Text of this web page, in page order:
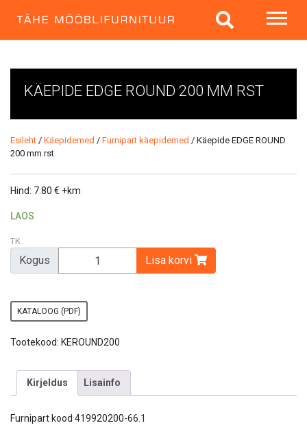
KÄEPIDE EDGE ROUND 200 MM RST
Esileht / Käepidemed / Furnipart käepidemed / Käepide EDGE ROUND
200 mm rst
Hind: 7.80 € +km
LAOS
TK
Kogus Lisa korvi
KATALOOG (PDF)
Tootekood: KEROUND200
Kirjeldus Lisainfo
Furnipart kood 419920200-66.1